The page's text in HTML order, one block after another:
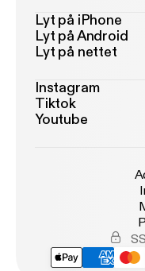
Lyt på iPhone
Lyt på Android
Lyt på nettet
Instagram
Tiktok
Youtube